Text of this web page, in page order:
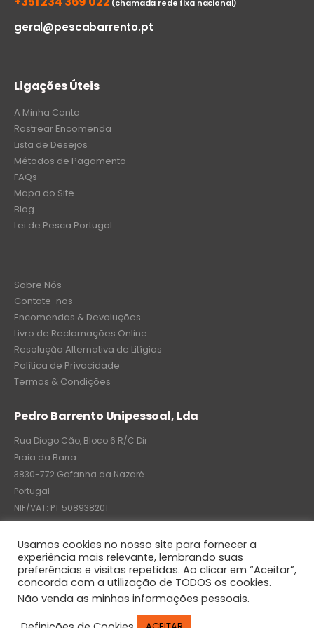
(chamada rede fixa nacional)
geral@pescabarrento.pt
Ligações Úteis
A Minha Conta
Rastrear Encomenda
Lista de Desejos
Métodos de Pagamento
FAQs
Mapa do Site
Blog
Lei de Pesca Portugal
Sobre Nós
Contate-nos
Encomendas & Devoluções
Livro de Reclamações Online
Resolução Alternativa de Litígios
Política de Privacidade
Termos & Condições
Pedro Barrento Unipessoal, Lda
Rua Diogo Cão, Bloco 6 R/C Dir
Praia da Barra
3830-772 Gafanha da Nazaré
Portugal
NIF/VAT: PT 508938201
C.R.C.: 7004-8522-6075
© Pedro Barrento Unipessoal, Lda. 2020. All Rights Reserved
Usamos cookies no nosso site para fornecer a
experiência mais relevante, lembrando suas
preferências e visitas repetidas. Ao clicar em “Aceitar”,
concorda com a utilização de TODOS os cookies.
Não venda as minhas informações pessoais.